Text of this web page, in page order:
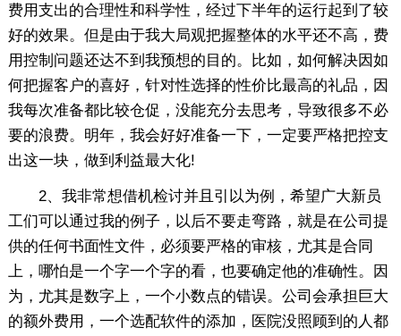
费用支出的合理性和科学性，经过下半年的运行起到了较
好的效果。但是由于我大局观把握整体的水平还不高，费
用控制问题还达不到我预想的目的。比如，如何解决因如
何把握客户的喜好，针对性选择的性价比最高的礼品，因
我每次准备都比较仓促，没能充分去思考，导致很多不必
要的浪费。明年，我会好好准备一下，一定要严格把控支
出这一块，做到利益最大化!
2、我非常想借机检讨并且引以为例，希望广大新员
工们可以通过我的例子，以后不要走弯路，就是在公司提
供的任何书面性文件，必须要严格的审核，尤其是合同
上，哪怕是一个字一个字的看，也要确定他的准确性。因
为，尤其是数字上，一个小数点的错误。公司会承担巨大
的额外费用，一个选配软件的添加，医院没照顾到的人都